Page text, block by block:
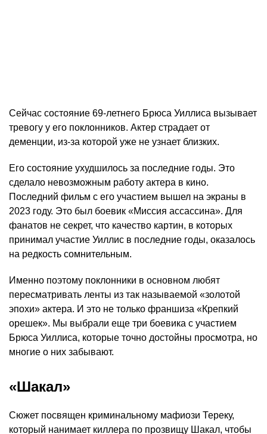
Сейчас состояние 69-летнего Брюса Уиллиса вызывает
тревогу у его поклонников. Актер страдает от
деменции, из-за которой уже не узнает близких.
Его состояние ухудшилось за последние годы. Это
сделало невозможным работу актера в кино.
Последний фильм с его участием вышел на экраны в
2023 году. Это был боевик «Миссия ассассина». Для
фанатов не секрет, что качество картин, в которых
принимал участие Уиллис в последние годы, оказалось
на редкость сомнительным.
Именно поэтому поклонники в основном любят
пересматривать ленты из так называемой «золотой
эпохи» актера. И это не только франшиза «Крепкий
орешек». Мы выбрали еще три боевика с участием
Брюса Уиллиса, которые точно достойны просмотра, но
многие о них забывают.
«Шакал»
Сюжет посвящен криминальному мафиози Тереку,
который нанимает киллера по прозвищу Шакал, чтобы